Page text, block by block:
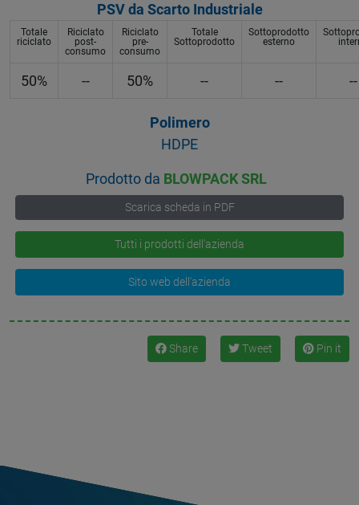
PSV da Scarto Industriale
Totale
riciclato
Riciclato
post-
consumo
Riciclato
pre-
consumo
Totale
Sottoprodotto
Sottoprodotto
esterno
50% -- 50% -- -- --
Polimero
HDPE
Prodotto da BLOWPACK SRL
Scarica scheda in PDF
Tutti i prodotti dell'azienda
Sito web dell'azienda
Share Tweet Pin it